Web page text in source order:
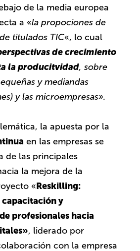
de la media europea
a «la propociones de
titulados TIC«, lo cual
de crecimiento
la producitvidad, sobre
y mediandas
y las microempresas».
la apuesta por la
en las empresas se
de las principales
la mejora de la
«Reskilling:
y
profesionales hacia
, liderado por
con la empresa